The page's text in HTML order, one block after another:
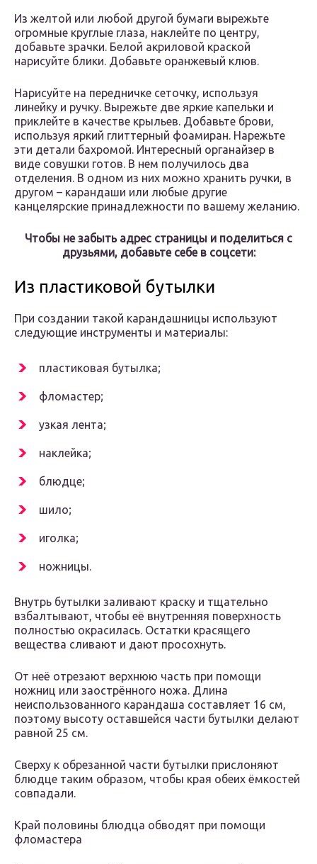
Из желтой или любой другой бумаги вырежьте
огромные круглые глаза, наклейте по центру,
добавьте зрачки. Белой акриловой краской
нарисуйте блики. Добавьте оранжевый клюв.
Нарисуйте на передничке сеточку, используя
линейку и ручку. Вырежьте две яркие капельки и
приклейте в качестве крыльев. Добавьте брови,
используя яркий глиттерный фоамиран. Нарежьте
эти детали бахромой. Интересный органайзер в
виде совушки готов. В нем получилось два
отделения. В одном из них можно хранить ручки, в
другом – карандаши или любые другие
канцелярские принадлежности по вашему желанию.
Чтобы не забыть адрес страницы и поделиться с
друзьями, добавьте себе в соцсети:
Из пластиковой бутылки
При создании такой карандашницы используют
следующие инструменты и материалы:
пластиковая бутылка;
фломастер;
узкая лента;
наклейка;
блюдце;
шило;
иголка;
ножницы.
Внутрь бутылки заливают краску и тщательно
взбалтывают, чтобы её внутренняя поверхность
полностью окрасилась. Остатки красящего
вещества сливают и дают просохнуть.
От неё отрезают верхнюю часть при помощи
ножниц или заострённого ножа. Длина
неиспользованного карандаша составляет 16 см,
поэтому высоту оставшейся части бутылки делают
равной 25 см.
Сверху к обрезанной части бутылки прислоняют
блюдце таким образом, чтобы края обеих ёмкостей
совпадали.
Край половины блюдца обводят при помощи
фломастера